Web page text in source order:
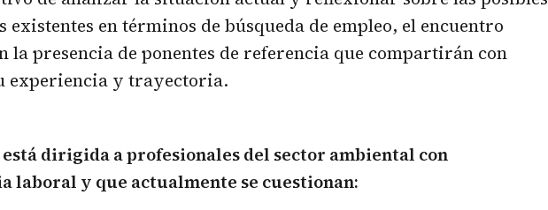
existentes en términos de búsqueda de empleo, el encuentro
la presencia de ponentes de referencia que compartirán con
experiencia y trayectoria.
dirigida a profesionales del sector ambiental con
laboral y que actualmente se cuestionan: